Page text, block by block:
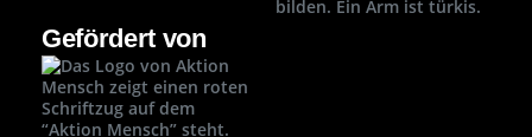
Gefördert von